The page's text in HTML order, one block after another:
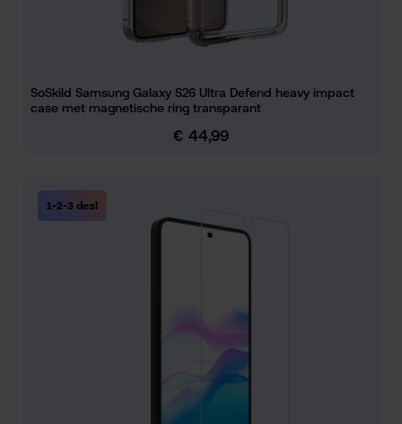
SoSkild Samsung Galaxy S26 Ultra Defend heavy impact
case met magnetische ring transparant
Normale prijs:
€ 44,99
1-2-3 deal